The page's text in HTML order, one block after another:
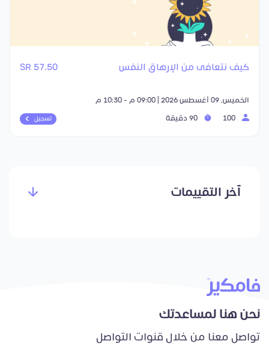
كيف نتعافى من الإرهاق النفس 57.50 SR
الخميس, 09 أغسطس 2026 | 09:00 م - 10:30 م
تسجيل
آخر التقييمات
نحن هنا لمساعدتك
تواصل معنا من خلال قنوات التواصل